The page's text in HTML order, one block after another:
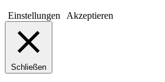
Einstellungen Akzeptieren
Schließen